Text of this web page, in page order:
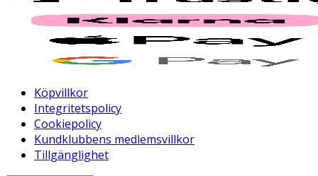
Köpvillkor
Integritetspolicy
Cookiepolicy
Kundklubbens medlemsvillkor
Tillgänglighet